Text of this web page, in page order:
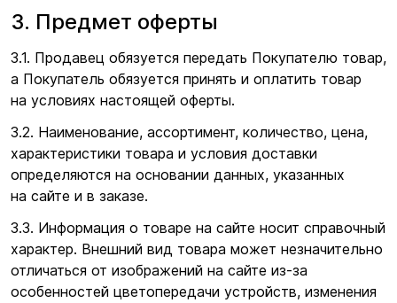
3. Предмет оферты
3.1. Продавец обязуется передать Покупателю товар,
а Покупатель обязуется принять и оплатить товар
на условиях настоящей оферты.
3.2. Наименование, ассортимент, количество, цена,
характеристики товара и условия доставки
определяются на основании данных, указанных
на сайте и в заказе.
3.3. Информация о товаре на сайте носит справочный
характер. Внешний вид товара может незначительно
отличаться от изображений на сайте из-за
особенностей цветопередачи устройств, изменения